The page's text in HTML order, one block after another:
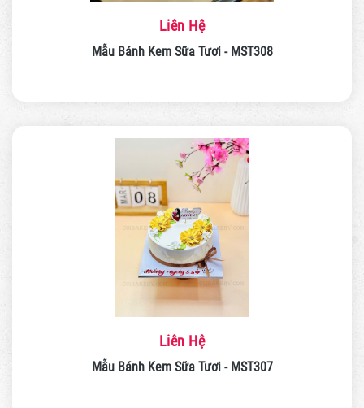
Liên Hệ
Mẫu Bánh Kem Sữa Tươi - MST308
Liên Hệ
Mẫu Bánh Kem Sữa Tươi - MST307